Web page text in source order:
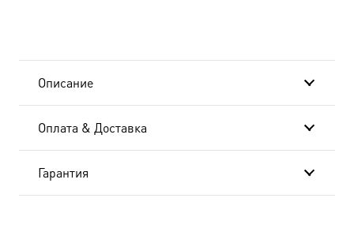
Описание
Оплата & Доставка
Гарантия